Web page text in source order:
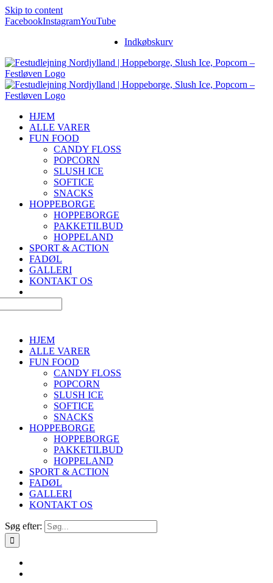
Skip to content
FacebookInstagramYouTube
Indkøbskurv
HJEM
ALLE VARER
FUN FOOD
CANDY FLOSS
POPCORN
SLUSH ICE
SOFTICE
SNACKS
HOPPEBORGE
HOPPEBORGE
PAKKETILBUD
HOPPELAND
SPORT & ACTION
FADØL
GALLERI
KONTAKT OS
HJEM
ALLE VARER
FUN FOOD
CANDY FLOSS
POPCORN
SLUSH ICE
SOFTICE
SNACKS
HOPPEBORGE
HOPPEBORGE
PAKKETILBUD
HOPPELAND
SPORT & ACTION
FADØL
GALLERI
KONTAKT OS
Søg efter: